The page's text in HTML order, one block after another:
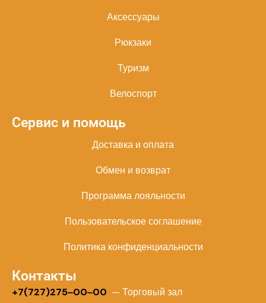
Аксессуары
Рюкзаки
Туризм
Велоспорт
Сервис и помощь
Доставка и оплата
Обмен и возврат
Программа лояльности
Пользовательское соглашение
Политика конфиденциальности
Контакты
+7(727)275‒00‒00 — Торговый зал